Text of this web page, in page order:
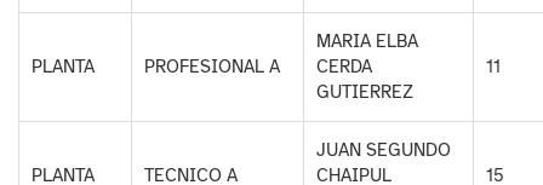
PLANTA PROFESIONAL A
MARIA ELBA
CERDA
GUTIERREZ
11
PLANTA TECNICO A
JUAN SEGUNDO
CHAIPUL
15